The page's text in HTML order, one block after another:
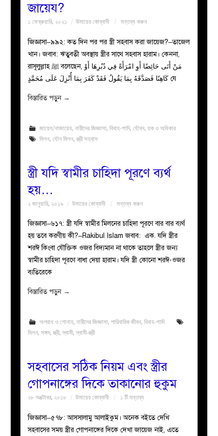
পাতা
মজলিস
প্রশ্ন
জায়েয?
১ ফেব্রুয়ারি, ২০২১ উমায়ের কোব্বাদী মন্তব্য করুন
জিজ্ঞাসা–৯৯২: কত দিন পর পর স্ত্রী সহবাস করা জায়েজ?–তাজেল
খান। জবাব: ঋতুবতী অবস্থায় স্ত্রীর সাথে সহবাস হারাম। কেননা,
রাসূলুল্লাহ ﷺ বলেছেন, مَنْ أَتَى حَائِضًا أَوِ امْرَأَةً فِي دُبُرِهَا أَوْ
كَاهِنًا فَصَدَّقَهُ بِمَا يَقُولُ فَقَدْ كَفَرَ بِمَا أُنْزِلَ عَلَى مُحَمَّدٍ যে
বিস্তারিত পড়ুন →
জায়েয/নাজায়েয, নারীদের জিজ্ঞাসা, বিবাহ-শাদি, যৌবন, হক ও অধিকার
মিলন, যৌন মিলন, স্ত্রী সহবাস
স্ত্রী যদি স্বামীর চাহিদা পূরণে ব্যর্থ
হয়…
২ জানুয়ারি, ২০১৯ উমায়ের কোব্বাদী মন্তব্য করুন
জিজ্ঞাসা–৬১৭: স্ত্রী যদি স্বামীর মিলনের চাহিদা পূরণে বার বার ব্যর্থ
হয় তবে করণীয় কী?–Rakibul Islam জবাব: এক. যদি স্ত্রীর
শরঈ কিংবা যৌক্তিক ওজর বিদ্যমান না থাকে তাহলে স্ত্রীর জন্য
স্বামীর চাহিদা পূরণে বাধা দেয়া হারাম। যদি স্ত্রী কোনো শরঈ-ওজর
ব্যতিরেকে
বিস্তারিত পড়ুন →
অপরাধ ও গোনাহ, নারীদের জিজ্ঞাসা, পারিবারিক জীবন, বিবাহ-শাদি
মিলন,সঙ্গম,স্ত্রী,স্বামী,স্বামী-স্ত্রী
সহবাসের সঠিক নিয়ম এবং স্ত্রীর
গোপনাঙ্গের দিকে তাকানোর হুকুম
২৮ অক্টোবর, ২০১৮ উমায়ের কোব্বাদী ১ টি মন্তব্য
জিজ্ঞাসা–৫৭৮: আসসালামু আলাইকুম। অনেক বইতে দেখি
সহবাসের সময় স্ত্রীর গোপনাঙ্গের দিকে দেখা জায়েজ নাই, এতে